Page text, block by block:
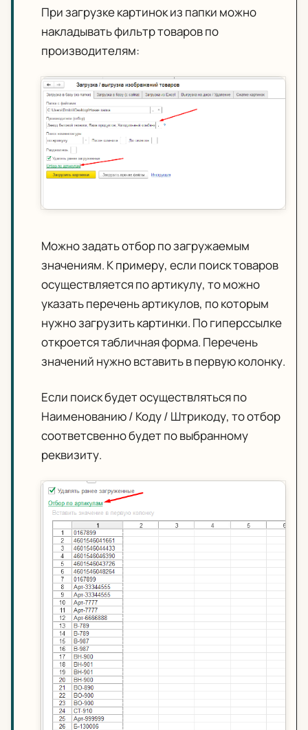
При загрузке картинок из папки можно
накладывать фильтр товаров по
производителям:
Можно задать отбор по загружаемым
значениям. К примеру, если поиск товаров
осуществляется по артикулу, то можно
указать перечень артикулов, по которым
нужно загрузить картинки. По гиперссылке
откроется табличная форма. Перечень
значений нужно вставить в первую колонку.
Если поиск будет осуществляться по
Наименованию / Коду / Штрикоду, то отбор
соответсвенно будет по выбранному
реквизиту.